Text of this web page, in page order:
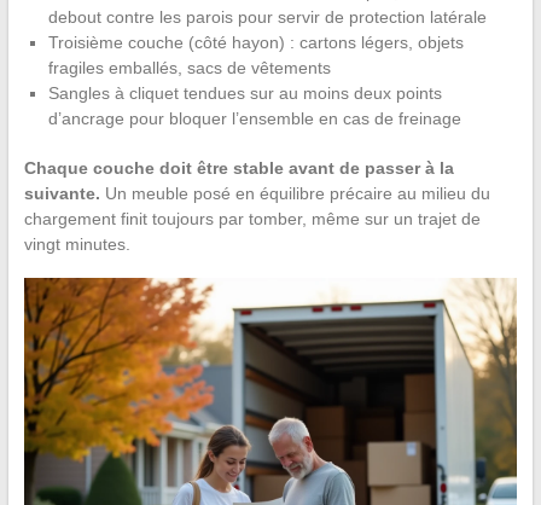
debout contre les parois pour servir de protection latérale
Troisième couche (côté hayon) : cartons légers, objets
fragiles emballés, sacs de vêtements
Sangles à cliquet tendues sur au moins deux points
d’ancrage pour bloquer l’ensemble en cas de freinage
Chaque couche doit être stable avant de passer à la
suivante. Un meuble posé en équilibre précaire au milieu du
chargement finit toujours par tomber, même sur un trajet de
vingt minutes.